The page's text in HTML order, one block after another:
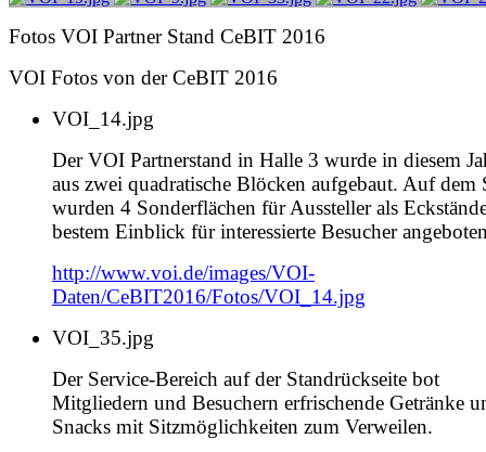
Fotos VOI Partner Stand CeBIT 2016
VOI Fotos von der CeBIT 2016
VOI_14.jpg
Der VOI Partnerstand in Halle 3 wurde in diesem
aus zwei quadratische Blöcken aufgebaut. Auf dem
wurden 4 Sonderflächen für Aussteller als
bestem Einblick für interessierte Besucher
http://www.voi.de/images/VOI-
Daten/CeBIT2016/Fotos/VOI_14.jpg
VOI_35.jpg
Der Service-Bereich auf der Standrückseite bot
Mitgliedern und Besuchern erfrischende Getränke
Snacks mit Sitzmöglichkeiten zum Verweilen.